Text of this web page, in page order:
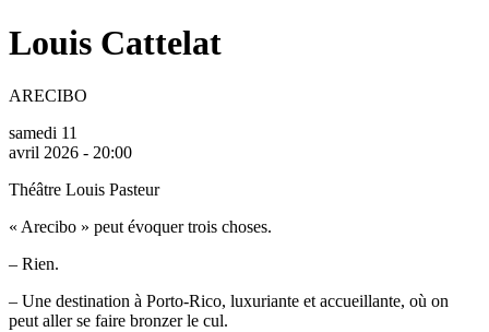
Louis Cattelat
ARECIBO
samedi 11
avril 2026 - 20:00
Théâtre Louis Pasteur
« Arecibo » peut évoquer trois choses.
– Rien.
– Une destination à Porto-Rico, luxuriante et accueillante, où on
peut aller se faire bronzer le cul.